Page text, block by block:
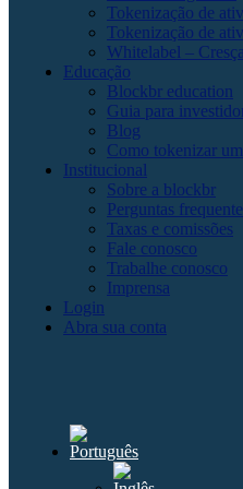
Tokenização de
Tokenização de
Whitelabel –
Educação
Blockbr education
Guia para
Blog
Como tokenizar
Institucional
Sobre a blockbr
Perguntas
Taxas e comissões
Fale conosco
Trabalhe conosco
Imprensa
Login
Abra sua conta